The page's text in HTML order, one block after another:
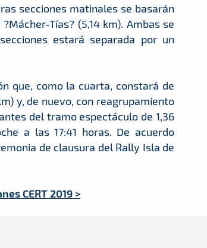
secciones matinales se basarán
Tías? (5,14 km). Ambas se
estará separada por un
que, como la cuarta, constará de
y, de nuevo, con reagrupamiento
del tramo espectáculo de 1,36
a las 17:41 horas. De acuerdo
de clausura del Rally Isla de
CERT 2019 >